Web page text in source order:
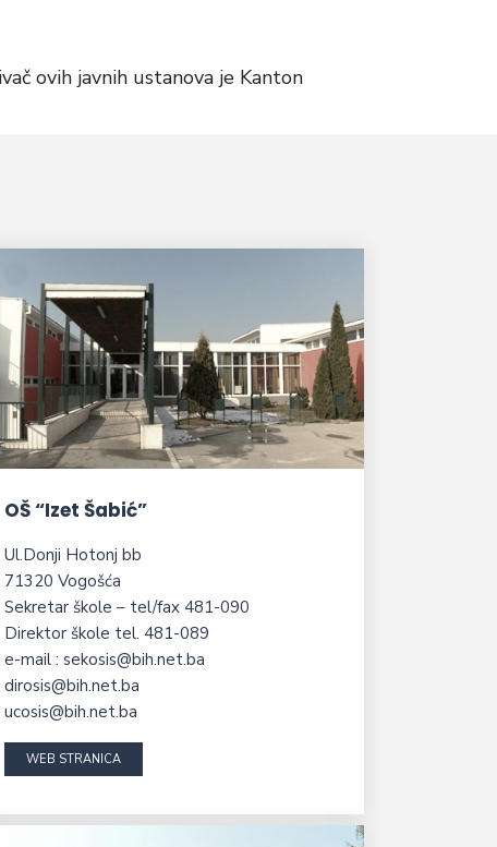
ovih javnih ustanova je Kanton
OŠ “Izet Šabić”
Ul.Donji Hotonj bb
71320 Vogošća
Sekretar škole – tel/fax 481-090
Direktor škole tel. 481-089
e-mail : sekosis@bih.net.ba
dirosis@bih.net.ba
ucosis@bih.net.ba
WEB STRANICA